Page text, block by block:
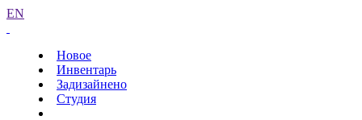
EN
Новое
Инвентарь
Задизайнено
Студия